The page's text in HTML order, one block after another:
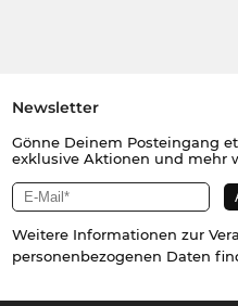
Newsletter
Gönne Deinem Posteingang
exklusive Aktionen und mehr
Weitere Informationen zur
personenbezogenen Daten